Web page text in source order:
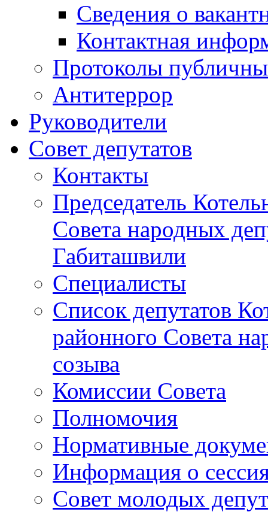
Сведения о
Контактная
Протоколы
Антитеррор
Руководители
Совет депутатов
Контакты
Председатель
Совета народных
Габиташвили
Специалисты
Список депутатов
районного Совета
созыва
Комиссии Совета
Полномочия
Нормативные
Информация о
Совет молодых